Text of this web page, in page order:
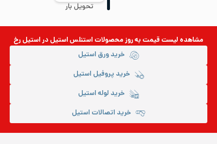
تحویل بار
مشاهده لیست قیمت به روزمحصولات استنلس استیلدر استیل رخ
خرید ورق استیل
خرید پروفیل استیل
خرید لوله استیل
خرید اتصالات استیل